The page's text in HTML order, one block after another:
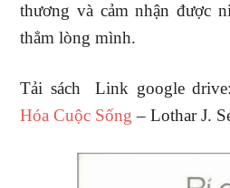
thương và cảm nhận được
thẳm lòng mình.
Tải sách Link google drive:
Hóa Cuộc Sống – Lothar J.